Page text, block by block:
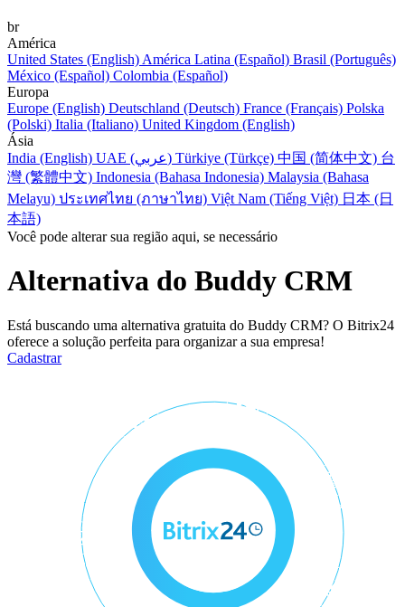
br
América
United States (English) América Latina (Español) Brasil (Português)
México (Español) Colombia (Español)
Europa
Europe (English) Deutschland (Deutsch) France (Français) Polska
(Polski) Italia (Italiano) United Kingdom (English)
Ásia
India (English)
UAE (عربي) Türkiye (Türkçe) 中国 (简体中文) 台
灣 (繁體中文) Indonesia (Bahasa Indonesia) Malaysia (Bahasa
Melayu) ประเทศไทย (ภาษาไทย) Việt Nam (Tiếng Việt) 日本 (日
本語)
Você pode alterar sua região aqui, se necessário
Alternativa do Buddy CRM
Está buscando uma alternativa gratuita do Buddy CRM? O Bitrix24
oferece a solução perfeita para organizar a sua empresa!
Cadastrar